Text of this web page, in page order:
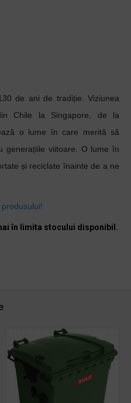
de ani de tradiție. Viziunea
Chile la Singapore, de la
o lume în care merită să
generațiile viitoare. O lume în
și reciclate înainte de a ne
în limita stocului disponibil.